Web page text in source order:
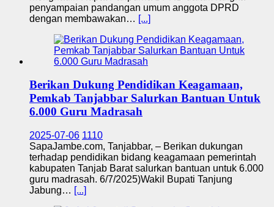
penyampaian pandangan umum anggota DPRD
dengan membawakan… [...]
Berikan Dukung Pendidikan Keagamaan,
Pemkab Tanjabbar Salurkan Bantuan Untuk
6.000 Guru Madrasah
2025-07-06 1110
SapaJambe.com, Tanjabbar, – Berikan dukungan
terhadap pendidikan bidang keagamaan pemerintah
kabupaten Tanjab Barat salurkan bantuan untuk 6.000
guru madrasah. 6/7/2025)Wakil Bupati Tanjung
Jabung… [...]